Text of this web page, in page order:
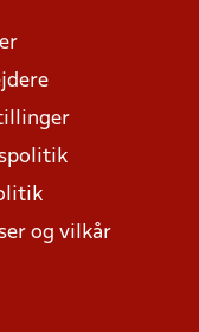
og vilkår